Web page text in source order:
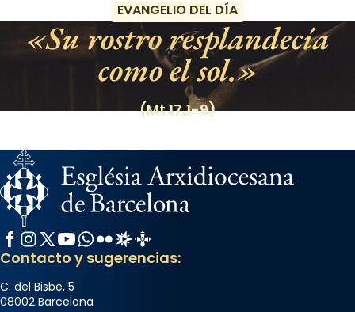
EVANGELIO DEL DÍA
Su rostro resplandecía
como el sol.
(Mt 17,1-9)
Facebook
Instagram
X / Twitter
YouTube
WhatsApp
FlickrRadio Estel
Catalunya Cristiana
Contacto y sugerencias:
C. del Bisbe, 5
08002 Barcelona